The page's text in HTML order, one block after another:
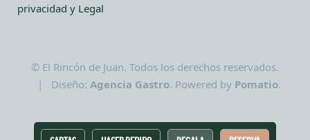
privacidad y Legal
© El Rincón de Juan. Todos los derechos reservados.
| Diseño: Agencia Gastro. Powered by Pomatio.